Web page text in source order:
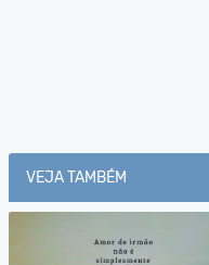
VEJA TAMBÉM